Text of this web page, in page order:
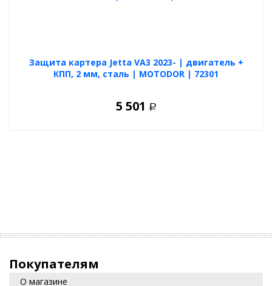
Защита картера Jetta VA3 2023- | двигатель +
КПП, 2 мм, сталь | MOTODOR | 72301
5 501 Р
Покупателям
О магазине